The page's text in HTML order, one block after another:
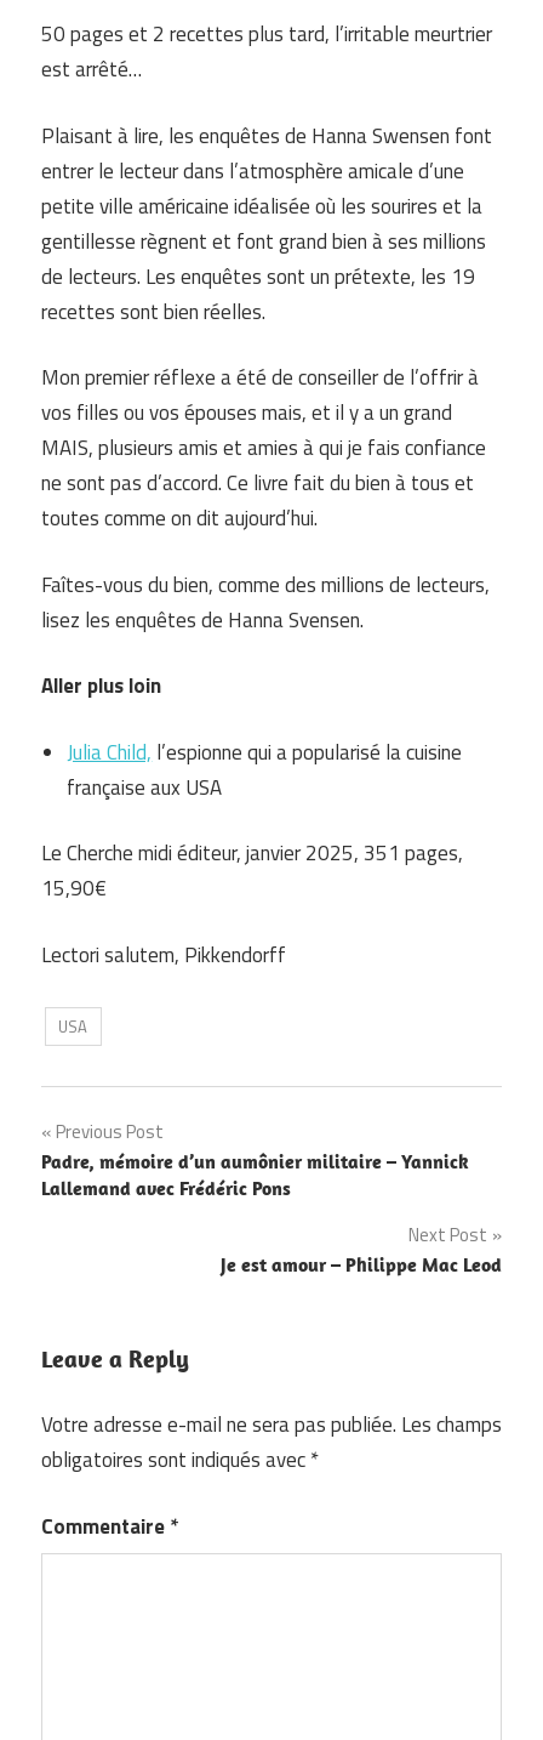
50 pages et 2 recettes plus tard, l’irritable meurtrier
est arrêté…
Plaisant à lire, les enquêtes de Hanna Swensen font
entrer le lecteur dans l’atmosphère amicale d’une
petite ville américaine idéalisée où les sourires et la
gentillesse règnent et font grand bien à ses millions
de lecteurs. Les enquêtes sont un prétexte, les 19
recettes sont bien réelles.
Mon premier réflexe a été de conseiller de l’offrir à
vos filles ou vos épouses mais, et il y a un grand
MAIS, plusieurs amis et amies à qui je fais confiance
ne sont pas d’accord. Ce livre fait du bien à tous et
toutes comme on dit aujourd’hui.
Faîtes-vous du bien, comme des millions de lecteurs,
lisez les enquêtes de Hanna Svensen.
Aller plus loin
Julia Child, l’espionne qui a popularisé la cuisine
française aux USA
Le Cherche midi éditeur, janvier 2025, 351 pages,
15,90€
Lectori salutem, Pikkendorff
USA
Navigation
de
Previous Post
Padre, mémoire d’un aumônier militaire – Yannick
Lallemand avec Frédéric Pons
Next Post
Je est amour – Philippe Mac Leod
Leave a Reply
Votre adresse e-mail ne sera pas publiée. Les champs
obligatoires sont indiqués avec*
Commentaire*